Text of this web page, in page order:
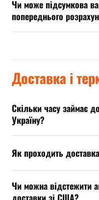
Чи може підсумкова
попереднього
Доставка і
Скільки часу займає
Україну?
Як проходить
Чи можна відстежити
доставки зі США?